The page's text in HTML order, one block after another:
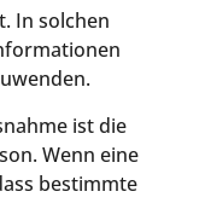
In solchen
ist die
Wenn eine
bestimmte